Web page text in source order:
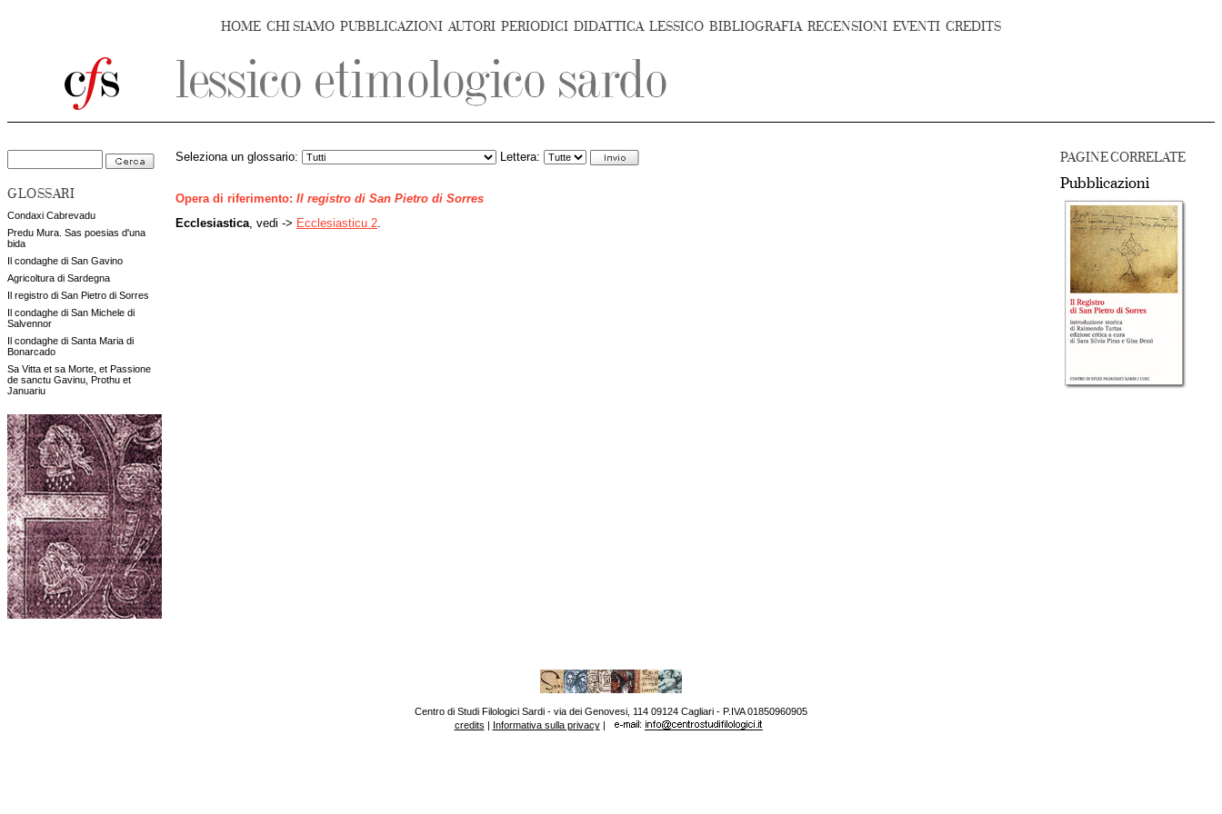
HOME CHI SIAMO PUBBLICAZIONI AUTORI PERIODICI DIDATTICA LESSICO BIBLIOGRAFIA RECENSIONI EVENTI CREDITS
GLOSSARI
Condaxi Cabrevadu
Predu Mura. Sas poesias d'una
bida
Il condaghe di San Gavino
Agricoltura di Sardegna
Il registro di San Pietro di Sorres
Il condaghe di San Michele di
Salvennor
Il condaghe di Santa Maria di
Bonarcado
Sa Vitta et sa Morte, et Passione
de sanctu Gavinu, Prothu et
Januariu
PAGINE CORRELATE
Pubblicazioni
Seleziona un glossario: Lettera:
Opera di riferimento: Il registro di San Pietro di Sorres
Ecclesiastica , vedi -> Ecclesiasticu 2
Centro di Studi Filologici Sardi - via dei Genovesi, 114 09124 Cagliari - P.IVA 01850960905
credits | Informativa sulla privacy|